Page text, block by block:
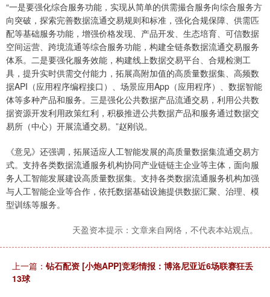
“一是要强化综合服务功能，实现从简单的供需撮合服务向综合服务方
向突破，探索完善数据流通交易规则和标准，强化合规保障、供需匹
配等基础服务功能，增强价格发现、产品开发、生态培育、可信数据
空间运营、跨境流通等综合服务功能，构建全链条数据流通交易服务
体系。二是要强化服务效能，构建线上数据交易平台、合规检测工
具，提升实时供需交付能力，拓展高附加值的高质量数据集、高频数
据API（应用程序编程接口）、场景应用App（应用程序）、数据智能
体等多种产品和服务。三是强化公共数据产品流通交易，利用公共数
据资源开发利用政策红利，积极推进公共数据产品和服务通过数据交
易所（中心）开展流通交易。”赵刚说。
《意见》还强调，拓展适应人工智能发展的高质量数据集流通交易方
式。支持各类数据流通服务机构协同产业链链主企业等主体，面向服
务人工智能发展建设高质量数据集。支持各类数据流通服务机构加强
与人工智能企业等合作，依托数据基础设施提供数据汇聚、治理、模
型训练等服务。
天盈资本提示：文章来自网络，不代表本站观点。
上一篇： 钻石配资 [小炮APP]竞彩情报：博洛尼亚近6场联赛狂丢
13球